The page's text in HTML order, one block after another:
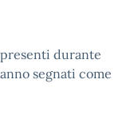
durante
segnati come